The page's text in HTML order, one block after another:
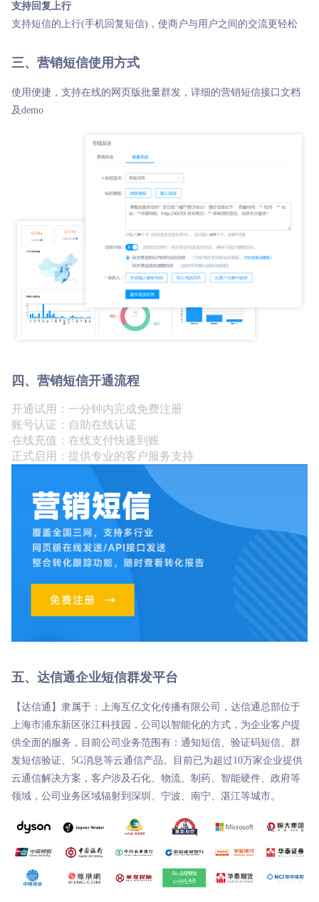
支持回复上行
支持短信的上行(手机回复短信)，使商户与用户之间的交流更轻松
三、营销短信使用方式
使用便捷，支持在线的网页版批量群发，详细的营销短信接口文档
及demo
四、营销短信开通流程
开通试用：一分钟内完成免费注册
账号认证：自助在线认证
在线充值：在线支付快速到账
正式启用：提供专业的客户服务支持
五、达信通企业短信群发平台
【达信通】隶属于：上海互亿文化传播有限公司，达信通总部位于
上海市浦东新区张江科技园，公司以智能化的方式，为企业客户提
供全面的服务，目前公司业务范围有：通知短信、验证码短信、群
发短信验证、5G消息等云通信产品。目前已为超过10万家企业提供
云通信解决方案，客户涉及石化、物流、制药、智能硬件、政府等
领域，公司业务区域辐射到深圳、宁波、南宁、湛江等城市。